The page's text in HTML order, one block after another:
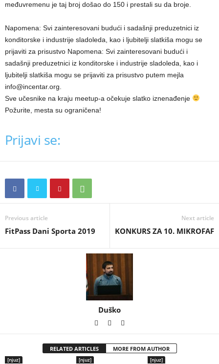
međuvremenu je taj broj došao do 150 i prestali su da broje.
Napomena: Svi zainteresovani budući i sadašnji preduzetnici iz
konditorske i industrije sladoleda, kao i ljubitelji slatkiša mogu se
prijaviti za prisustvo Napomena: Svi zainteresovani budući i
sadašnji preduzetnici iz konditorske i industrije sladoleda, kao i
ljubitelji slatkiša mogu se prijaviti za prisustvo putem mejla
info@incentar.org.
Sve učesnike na kraju meetup-a očekuje slatko iznenađenje
Požurite, mesta su ograničena!
Prijavi se:
Previous article
FitPass Dani Sporta 2019
Next article
KONKURS ZA 10. MIKROFAF
Duško
RELATED ARTICLES MORE FROM AUTHOR
[njuz] [njuz] [njuz]